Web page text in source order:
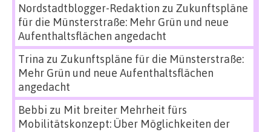
Nordstadtblogger-Redaktion zu Zukunftspläne
für die Münsterstraße: Mehr Grün und neue
Aufenthaltsflächen angedacht
Trina zu Zukunftspläne für die Münsterstraße:
Mehr Grün und neue Aufenthaltsflächen
angedacht
Bebbi zu Mit breiter Mehrheit fürs
Mobilitätskonzept: Über Möglichkeiten der